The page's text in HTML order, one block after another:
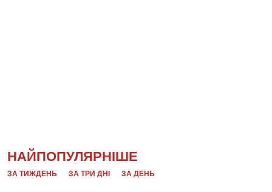
НАЙПОПУЛЯРНІШЕ
ЗА ТИЖДЕНЬ ЗА ТРИ ДНІ ЗА ДЕНЬ